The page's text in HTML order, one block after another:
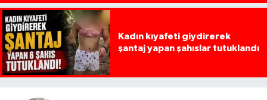
Kadın kıyafeti giydirerek
şantaj yapan şahıslar tutuklandı